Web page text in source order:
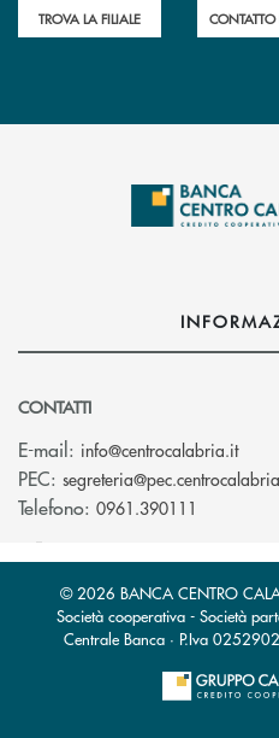
TROVA LA FILIALE CONTATTO
CONTATTI
E-mail: info@centrocalabria.it(si
PEC:
Telefono: 0961.390111
© 2026 BANCA CENTRO
Società cooperativa - Società
Centrale Banca · P.Iva